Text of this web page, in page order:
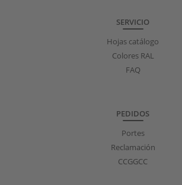
SERVICIO
Hojas catálogo
Colores RAL
FAQ
PEDIDOS
Portes
Reclamación
CCGGCC